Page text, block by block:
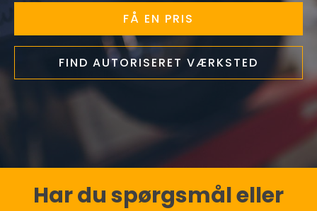
FÅ EN PRIS
FIND AUTORISERET VÆRKSTED
Har du spørgsmål eller